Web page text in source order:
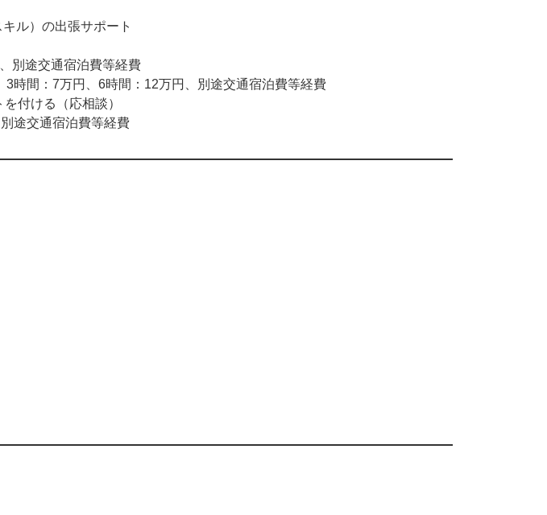
ル）の出張サポート
別途交通宿泊費等経費
時間：7万円、6時間：12万円、別途交通宿泊費等経費
付ける（応相談）
途交通宿泊費等経費